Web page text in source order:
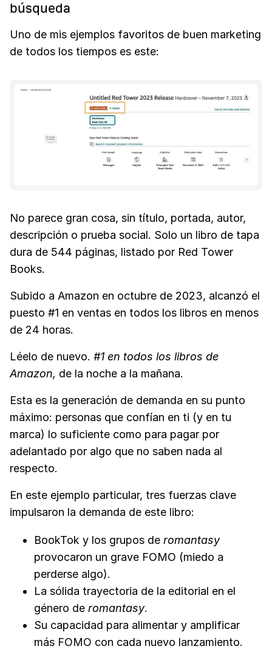
búsqueda
Uno de mis ejemplos favoritos de buen marketing
de todos los tiempos es este:
No parece gran cosa, sin título, portada, autor,
descripción o prueba social. Solo un libro de tapa
dura de 544 páginas, listado por Red Tower
Books.
Subido a Amazon en octubre de 2023, alcanzó el
puesto #1 en ventas en todos los libros en menos
de 24 horas.
Léelo de nuevo. #1 en todos los libros de
Amazon, de la noche a la mañana.
Esta es la generación de demanda en su punto
máximo: personas que confían en ti (y en tu
marca) lo suficiente como para pagar por
adelantado por algo que no saben nada al
respecto.
En este ejemplo particular, tres fuerzas clave
impulsaron la demanda de este libro:
BookTok y los grupos de romantasy
provocaron un grave FOMO (miedo a
perderse algo).
La sólida trayectoria de la editorial en el
género de romantasy.
Su capacidad para alimentar y amplificar
más FOMO con cada nuevo lanzamiento.